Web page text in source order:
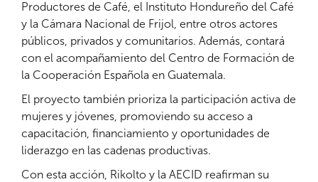
Productores de Café, el Instituto Hondureño del Café
y la Cámara Nacional de Frijol, entre otros actores
públicos, privados y comunitarios. Además, contará
con el acompañamiento del Centro de Formación de
la Cooperación Española en Guatemala.
El proyecto también prioriza la participación activa de
mujeres y jóvenes, promoviendo su acceso a
capacitación, financiamiento y oportunidades de
liderazgo en las cadenas productivas.
Con esta acción, Rikolto y la AECID reafirman su